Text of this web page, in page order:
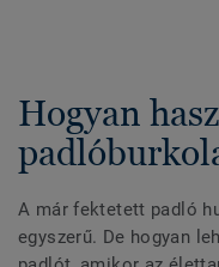
Hogyan
A már fektetett padló
egyszerű. De hogyan